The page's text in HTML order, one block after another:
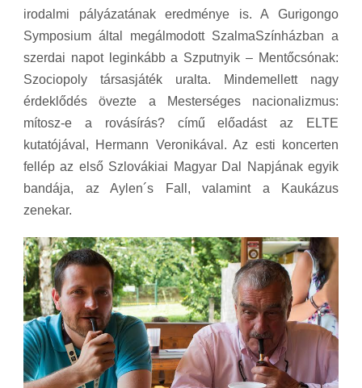
irodalmi pályázatának eredménye is. A Gurigongo
Symposium által megálmodott SzalmaSzínházban a
szerdai napot leginkább a Szputnyik – Mentőcsónak:
Szociopoly társasjáték uralta. Mindemellett nagy
érdeklődés övezte a Mesterséges nacionalizmus:
mítosz-e a rovásírás? című előadást az ELTE
kutatójával, Hermann Veronikával. Az esti koncerten
fellép az első Szlovákiai Magyar Dal Napjának egyik
bandája, az Aylen´s Fall, valamint a Kaukázus
zenekar.